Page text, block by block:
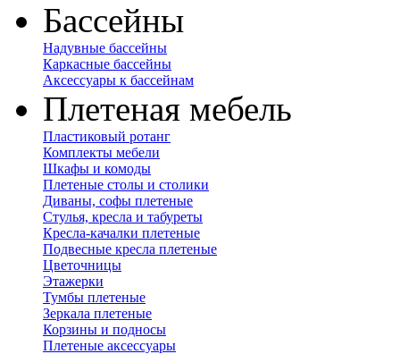
Бассейны
Надувные бассейны
Каркасные бассейны
Аксессуары к бассейнам
Плетеная мебель
Пластиковый ротанг
Комплекты мебели
Шкафы и комоды
Плетеные столы и столики
Диваны, софы плетеные
Стулья, кресла и табуреты
Кресла-качалки плетеные
Подвесные кресла плетеные
Цветочницы
Этажерки
Тумбы плетеные
Зеркала плетеные
Корзины и подносы
Плетеные аксессуары